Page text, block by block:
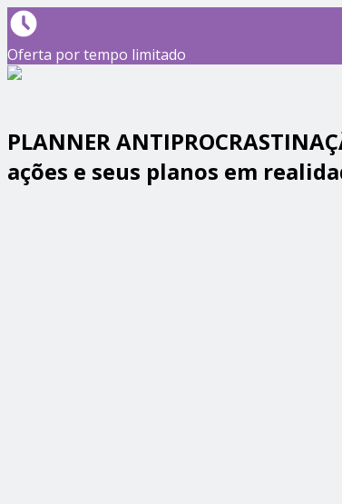
Oferta por tempo limitado
PLANNER
ações e seus planos em